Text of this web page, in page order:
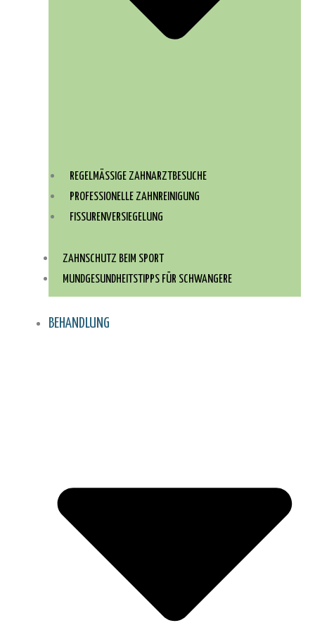
REGELMÄSSIGE ZAHNARZTBESUCHE
PROFESSIONELLE ZAHNREINIGUNG
FISSURENVERSIEGELUNG
ZAHNSCHUTZ BEIM SPORT
MUNDGESUNDHEITSTIPPS FÜR SCHWANGERE
BEHANDLUNG